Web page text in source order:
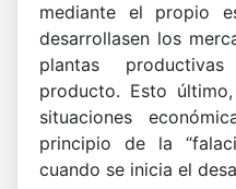
mediante el propio
desarrollasen los
plantas
producto. Esto
situaciones
principio de la
cuando se inicia el